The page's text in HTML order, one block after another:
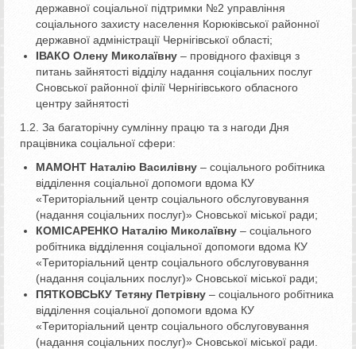
державної соціальної підтримки №2 управління
соціального захисту населення Корюківської районної
державної адміністрації Чернігівської області;
ІВАКО Олену Миколаївну – провідного фахівця з
питань зайнятості відділу надання соціальних послуг
Сновської районної філії Чернігівського обласного
центру зайнятості
1.2. За багаторічну сумлінну працю та з нагоди Дня
працівника соціальної сфери:
МАМОНТ Наталію Василівну – соціального робітника
відділення соціальної допомоги вдома КУ
«Територіальний центр соціального обслуговування
(надання соціальних послуг)» Сновської міської ради;
КОМІСАРЕНКО Наталію Миколаївну – соціального
робітника відділення соціальної допомоги вдома КУ
«Територіальний центр соціального обслуговування
(надання соціальних послуг)» Сновської міської ради;
ПЯТКОВСЬКУ Тетяну Петрівну – соціального робітника
відділення соціальної допомоги вдома КУ
«Територіальний центр соціального обслуговування
(надання соціальних послуг)» Сновської міської ради.